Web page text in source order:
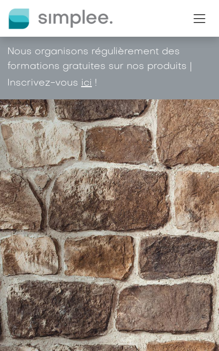
Nous organisons régulièrement des
formations gratuites sur nos produits |
Inscrivez-vous ici !